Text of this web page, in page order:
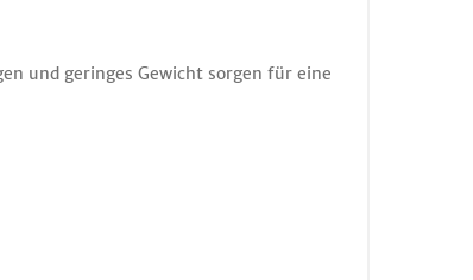
und geringes Gewicht sorgen für eine